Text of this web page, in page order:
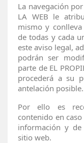
La navegación
LA WEB le
mismo y
de todas y cada
este aviso legal,
podrán ser
parte de EL
procederá a su
antelación posible.
Por ello es
contenido en
información y de
sitio web.